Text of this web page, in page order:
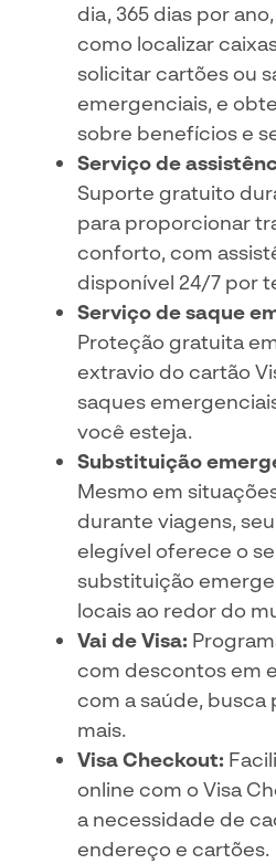
dia, 365 dias por
como localizar
solicitar cartões ou
emergenciais, e
sobre benefícios e
Serviço de
Suporte gratuito
para proporcionar
conforto, com
disponível 24/7 por
Serviço de saque
Proteção gratuita
extravio do cartão
saques
você esteja.
Substituição
Mesmo em
durante viagens,
elegível oferece o
substituição
locais ao redor do
Vai de Visa:
com descontos em
com a saúde, busca
mais.
Visa Checkout:
online com o Visa
a necessidade de
endereço e cartões.